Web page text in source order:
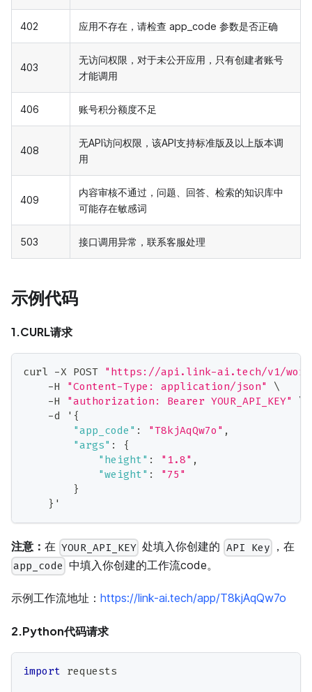
402 应用不存在，请检查 app_code 参数是否正确
403
无访问权限，对于未公开应用，只有创建者账号
才能调用
406 账号积分额度不足
408
无API访问权限，该API支持标准版及以上版本调
用
409
内容审核不通过，问题、回答、检索的知识库中
可能存在敏感词
503 接口调用异常，联系客服处理
示例代码
1.CURL请求
curl -X POST "https://api.link-ai.tech/v1/
    -H
"Content-Type: application/json"
\
    -H
"authorization: Bearer YOUR_API_KEY"
\
    -d '
{
"app_code" : "T8kjAqQw7o" ,
"args" :
{
"height" : "1.8" ,
"weight" :
"75"
}
} '
注意： 在 YOUR_API_KEY 处填入你创建的 API Key ，在
app_code 中填入你创建的工作流code。
示例工作流地址： https://link-ai.tech/app/T8kjAqQw7o
2.Python代码请求
import requests